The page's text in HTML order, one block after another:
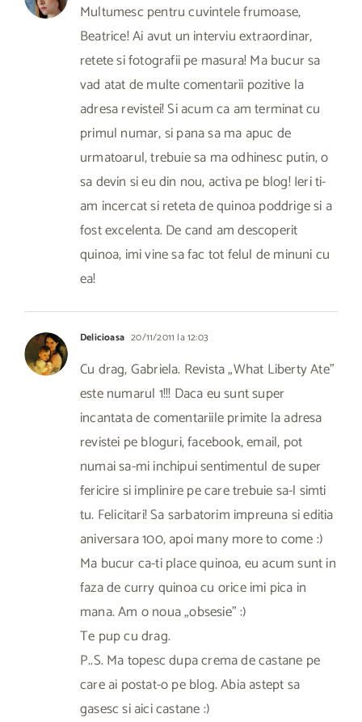
Multumesc pentru cuvintele frumoase,
Beatrice! Ai avut un interviu extraordinar,
retete si fotografii pe masura! Ma bucur sa
vad atat de multe comentarii pozitive la
adresa revistei! Si acum ca am terminat cu
primul numar, si pana sa ma apuc de
urmatoarul, trebuie sa ma odhinesc putin, o
sa devin si eu din nou, activa pe blog! Ieri ti-
am incercat si reteta de quinoa poddrige si a
fost excelenta. De cand am descoperit
quinoa, imi vine sa fac tot felul de minuni cu
ea!
Delicioasa 20/11/2011 la 12:03
Cu drag, Gabriela. Revista „What Liberty Ate”
este numarul 1!!! Daca eu sunt super
incantata de comentariile primite la adresa
revistei pe bloguri, facebook, email, pot
numai sa-mi inchipui sentimentul de super
fericire si implinire pe care trebuie sa-l simti
tu. Felicitari! Sa sarbatorim impreuna si editia
aniversara 100, apoi many more to come :)
Ma bucur ca-ti place quinoa, eu acum sunt in
faza de curry quinoa cu orice imi pica in
mana. Am o noua „obsesie” :)
Te pup cu drag.
P..S. Ma topesc dupa crema de castane pe
care ai postat-o pe blog. Abia astept sa
gasesc si aici castane :)